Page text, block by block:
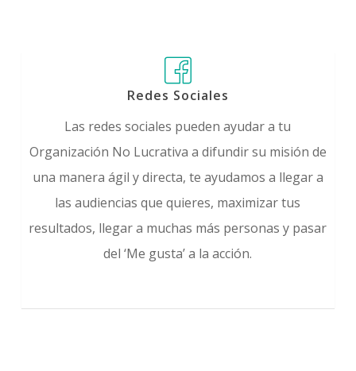
Redes Sociales
Las redes sociales pueden ayudar a tu
Organización No Lucrativa a difundir su misión de
una manera ágil y directa, te ayudamos a llegar a
las audiencias que quieres, maximizar tus
resultados, llegar a muchas más personas y pasar
del ‘Me gusta’ a la acción.